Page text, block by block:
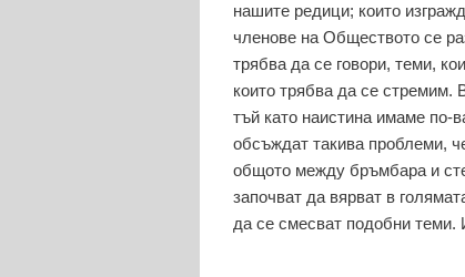
нашите редици; които
членове на Обществото се
трябва да се говори, теми,
които трябва да се стремим.
тъй като наистина имаме по-
обсъждат такива проблеми,
общото между бръмбара и
започват да вярват в
да се смесват подобни теми.